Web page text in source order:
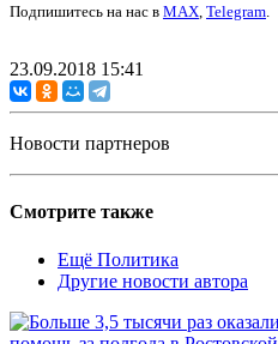
Подпишитесь на нас в MAX, Telegram.
23.09.2018 15:41
Новости партнеров
Смотрите также
Ещё Политика
Другие новости автора